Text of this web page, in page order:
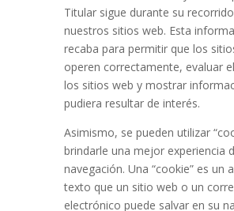
Titular sigue durante su
nuestros sitios web. Esta
recaba para permitir que los
operen correctamente, evaluar
los sitios web y mostrar
pudiera resultar de interés.
Asimismo, se pueden utilizar
brindarle una mejor experiencia
navegación. Una “cookie” es un
texto que un sitio web o un
electrónico puede salvar en su